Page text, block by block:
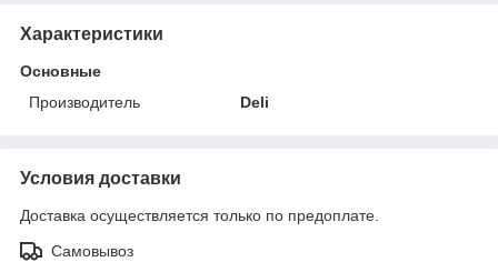
Характеристики
Основные
Производитель
Deli
Условия доставки
Доставка осуществляется только по предоплате.
Самовывоз